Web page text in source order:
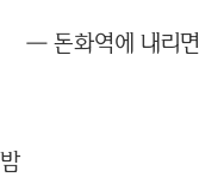
― 돈화역에 내리면
밤